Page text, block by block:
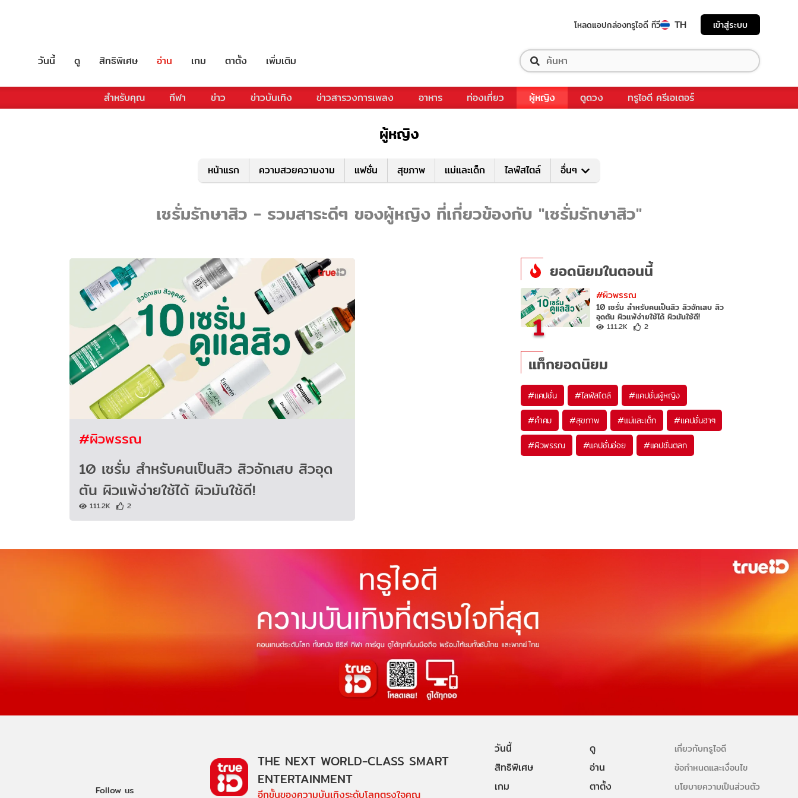
โหลดแอปกล่องทรูไอดี ทีวี TH เข้าสู่ระบบ
วันนี้ ดู สิทธิพิเศษ อ่าน เกม ตาตั้ง เพิ่มเติม
สำหรับคุณ กีฬา ข่าว ข่าวบันเทิง ข่าวสารวงการเพลง อาหาร ท่องเที่ยว ผู้หญิง ดูดวง ทรูไอดี ครีเอเตอร์
ผู้หญิง
หน้าแรก ความสวยความงาม แฟชั่น สุขภาพ แม่และเด็ก ไลฟ์สไตล์ อื่นๆ
เซรั่มรักษาสิว - รวมสาระดีๆ ของผู้หญิง ที่เกี่ยวข้องกับ "เซรั่มรักษาสิว"
#ผิวพรรณ
10 เซรั่ม สำหรับคนเป็นสิว สิวอักเสบ สิวอุด
ตัน ผิวแพ้ง่ายใช้ได้ ผิวมันใช้ดี!
111.2K 2
ยอดนิยมในตอนนี้
1
#ผิวพรรณ
10 เซรั่ม สำหรับคนเป็นสิว สิวอักเสบ สิว
อุดตัน ผิวแพ้ง่ายใช้ได้ ผิวมันใช้ดี!
111.2K 2
แท็กยอดนิยม
#แคปชั่น #ไลฟ์สไตล์ #แคปชั่นผู้หญิง
#คำคม #สุขภาพ #แม่และเด็ก #แคปชั่นฮาๆ
#ผิวพรรณ #แคปชั่นอ่อย #แคปชั่นตลก
Follow us
THE NEXT WORLD-CLASS SMART
ENTERTAINMENT
อีกขั้นของความบันเทิงระดับโลกตรงใจคุณ
วันนี้
ดู
สิทธิพิเศษ
อ่าน
เกม
ตาตั้ง
เกี่ยวกับทรูไอดี
ข้อกำหนดและเงื่อนไข
นโยบายความเป็นส่วนตัว